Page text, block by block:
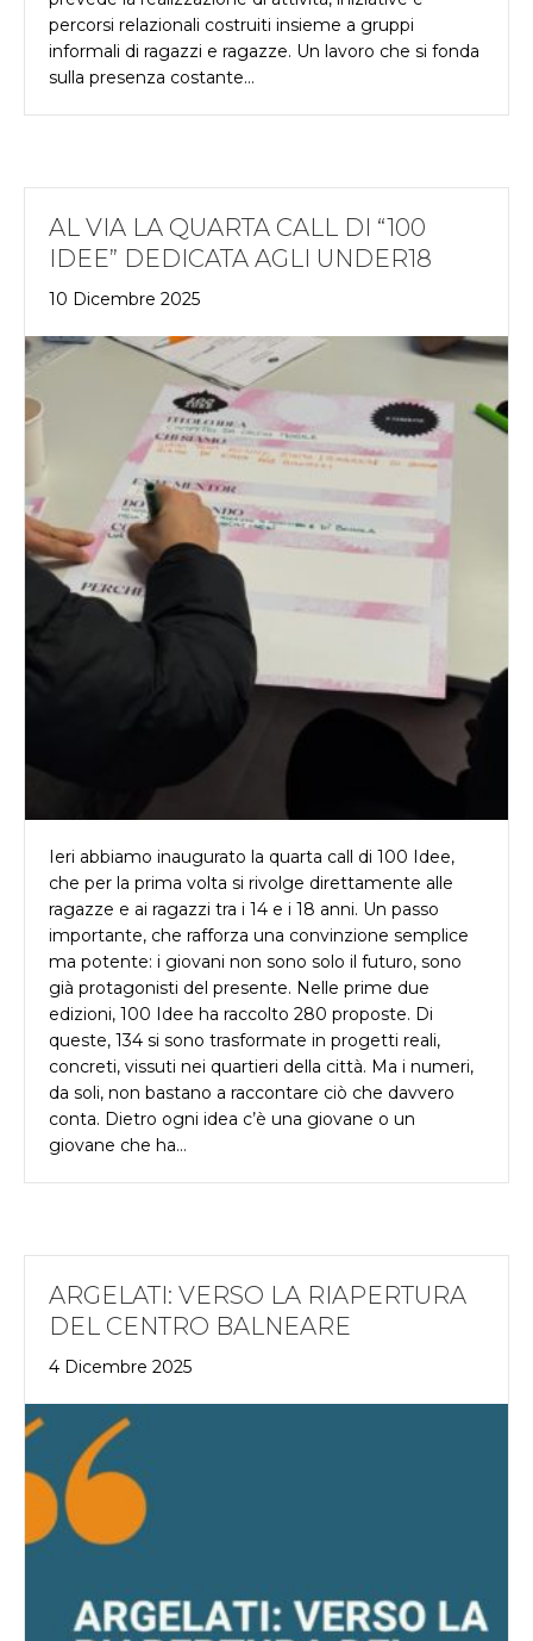
percorsi relazionali costruiti insieme a gruppi
informali di ragazzi e ragazze. Un lavoro che si fonda
sulla presenza costante…
AL VIA LA QUARTA CALL DI “100
IDEE” DEDICATA AGLI UNDER18
10 Dicembre 2025
Ieri abbiamo inaugurato la quarta call di 100 Idee,
che per la prima volta si rivolge direttamente alle
ragazze e ai ragazzi tra i 14 e i 18 anni. Un passo
importante, che rafforza una convinzione semplice
ma potente: i giovani non sono solo il futuro, sono
già protagonisti del presente. Nelle prime due
edizioni, 100 Idee ha raccolto 280 proposte. Di
queste, 134 si sono trasformate in progetti reali,
concreti, vissuti nei quartieri della città. Ma i numeri,
da soli, non bastano a raccontare ciò che davvero
conta. Dietro ogni idea c’è una giovane o un
giovane che ha…
ARGELATI: VERSO LA RIAPERTURA
DEL CENTRO BALNEARE
4 Dicembre 2025